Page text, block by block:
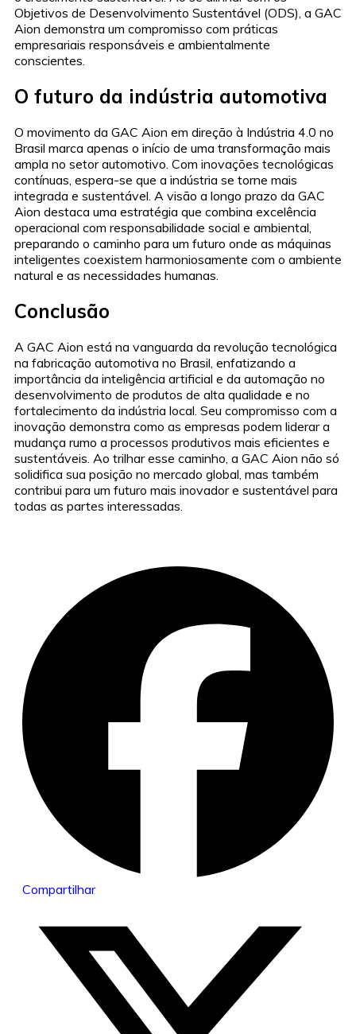
Objetivos de Desenvolvimento Sustentável (ODS), a GAC
Aion demonstra um compromisso com práticas
empresariais responsáveis e ambientalmente
conscientes.
O futuro da indústria automotiva
O movimento da GAC Aion em direção à Indústria 4.0 no
Brasil marca apenas o início de uma transformação mais
ampla no setor automotivo. Com inovações tecnológicas
contínuas, espera-se que a indústria se torne mais
integrada e sustentável. A visão a longo prazo da GAC
Aion destaca uma estratégia que combina excelência
operacional com responsabilidade social e ambiental,
preparando o caminho para um futuro onde as máquinas
inteligentes coexistem harmoniosamente com o ambiente
natural e as necessidades humanas.
Conclusão
A GAC Aion está na vanguarda da revolução tecnológica
na fabricação automotiva no Brasil, enfatizando a
importância da inteligência artificial e da automação no
desenvolvimento de produtos de alta qualidade e no
fortalecimento da indústria local. Seu compromisso com a
inovação demonstra como as empresas podem liderar a
mudança rumo a processos produtivos mais eficientes e
sustentáveis. Ao trilhar esse caminho, a GAC Aion não só
solidifica sua posição no mercado global, mas também
contribui para um futuro mais inovador e sustentável para
todas as partes interessadas.
Compartilhar